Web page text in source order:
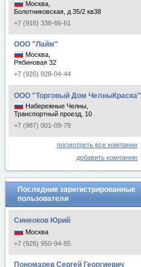
Москва,
Болотниковская, д 35/2 кв38
+7 (916) 338-66-61
ООО "Лайм"
Москва,
Рябиновая 32
+7 (926) 928-04-44
ООО "Торговый Дом ЧелныКраска"
Набережные Челны,
Транспортный проезд, 10
+7 (987) 001-09-79
посмотреть все компании
добавить компанию
Последние зарегистрированные
пользователи
Синеоков Юрий
Москва
+7 (926) 950-94-85
Пономарев Сергей Георгиевич